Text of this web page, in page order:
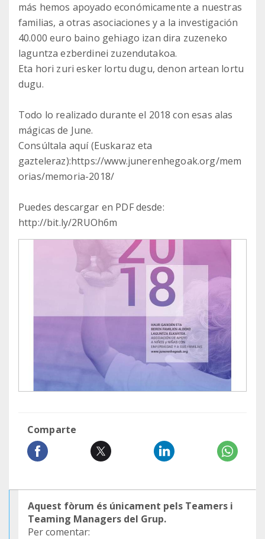
más hemos apoyado económicamente a nuestras
familias, a otras asociaciones y a la investigación
40.000 euro baino gehiago izan dira zuzeneko
laguntza ezberdinei zuzendutakoa.
Eta hori zuri esker lortu dugu, denon artean lortu
dugu.
Todo lo realizado durante el 2018 con esas alas
mágicas de June.
Consúltala aquí (Euskaraz eta
gazteleraz):https://www.junerenhegoak.org/mem
orias/memoria-2018/
Puedes descargar en PDF desde:
http://bit.ly/2RUOh6m
Comparte
Aquest fòrum és únicament pels Teamers i
Teaming Managers del Grup.
Per comentar: